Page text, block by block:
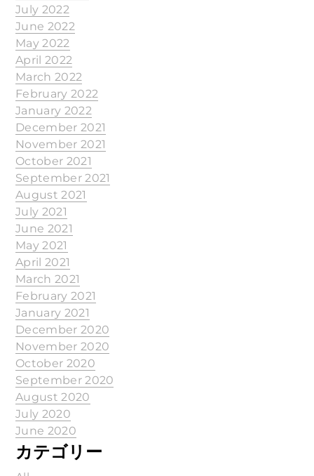
July 2022
June 2022
May 2022
April 2022
March 2022
February 2022
January 2022
December 2021
November 2021
October 2021
September 2021
August 2021
July 2021
June 2021
May 2021
April 2021
March 2021
February 2021
January 2021
December 2020
November 2020
October 2020
September 2020
August 2020
July 2020
June 2020
カテゴリー